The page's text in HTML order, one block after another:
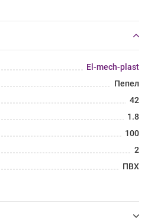
El-mech-plast
Пепел
42
1.8
100
2
ПВХ